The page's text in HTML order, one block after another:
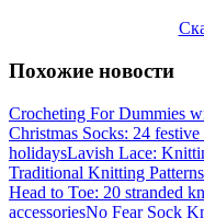
Похожие новости
Crocheting For Dummies
Christmas Socks: 24
holidaysLavish Lace:
Traditional Knitting
Head to Toe: 20 stranded
accessoriesNo Fear Sock